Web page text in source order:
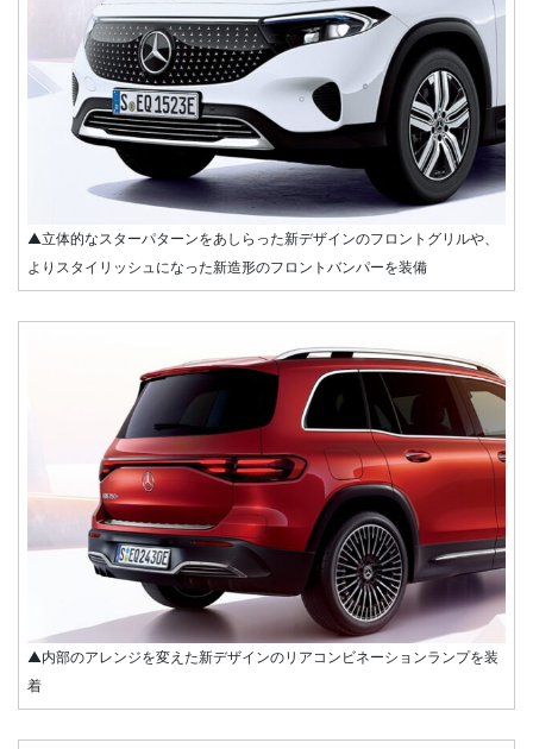
▲立体的なスターパターンをあしらった新デザインのフロントグリルや、
よりスタイリッシュになった新造形のフロントバンパーを装備
▲内部のアレンジを変えた新デザインのリアコンビネーションランプを装
着